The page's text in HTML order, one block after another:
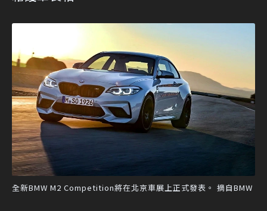
全新BMW M2 Competition將在北京車展上正式發表。 摘自BMW